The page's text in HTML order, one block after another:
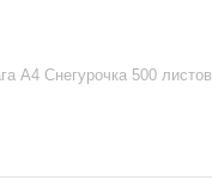
А4 Снегурочка 500 листов